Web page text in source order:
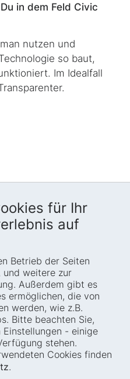
für Ihr
auf
Betrieb der Seiten
und weitere zur
Außerdem gibt es
ermöglichen, die von
werden, wie z.B.
Bitte beachten Sie,
- einige
stehen.
Cookies finden
.
in dem Feld Civic
nutzen und
so baut,
Im Idealfall